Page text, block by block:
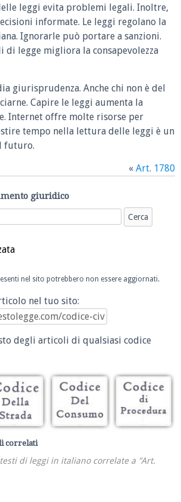
leggi evita problemi legali. Inoltre,
informate. Le leggi regolano la
Ignorarle può portare a sanzioni.
legge migliora la consapevolezza
giurisprudenza. Anche chi non è del
Capire le leggi aumenta la
Internet offre molte risorse per
tempo nella lettura delle leggi è un
futuro.
« Art. 1780
giuridico
nel sito potrebbero non essere aggiornati.
nel tuo sito:
degli articoli di qualsiasi codice
correlati
di leggi in italiano correlate a "Art.